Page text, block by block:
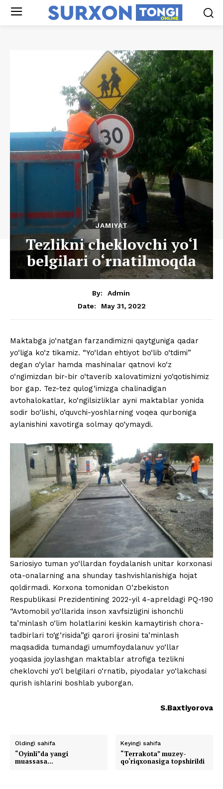
JAMIYAT
Tezlikni cheklovchi yo‘l
belgilari o‘rnatilmoqda
By:
Admin
Date:
May 31, 2022
Maktabga jo‘natgan farzandimizni qaytguniga qadar
yo‘liga ko‘z tikamiz. “Yo‘ldan ehtiyot bo‘lib o‘tdimi”
degan o‘ylar hamda mashinalar qatnovi ko‘z
o‘ngimizdan bir-bir o‘taverib xalovatimizni yo‘qotishimiz
bor gap. Tez-tez qulog‘imizga chalinadigan
avtohalokatlar, ko‘ngilsizliklar ayni maktablar yonida
sodir bo‘lishi, o‘quvchi-yoshlarning voqea qurboniga
aylanishini xavotirga solmay qo‘ymaydi.
Sariosiyo tuman yo‘llardan foydalanish unitar korxonasi
ota-onalarning ana shunday tashvishlanishiga hojat
qoldirmadi. Korxona tomonidan O‘zbekiston
Respublikasi Prezidentining 2022-yil 4-apreldagi PQ-190
“Avtomobil yo‘llarida inson xavfsizligini ishonchli
ta’minlash o‘lim holatlarini keskin kamaytirish chora-
tadbirlari to‘g‘risida”gi qarori ijrosini ta’minlash
maqsadida tumandagi umumfoydalanuv yo‘llar
yoqasida joylashgan maktablar atrofiga tezlikni
cheklovchi yo‘l belgilari o‘rnatib, piyodalar yo‘lakchasi
qurish ishlarini boshlab yuborgan.
S.Baxtiyorova
Oldingi sahifa
“Oyinli”da yangi
muassasa…
Keyingi sahifa
“Terrakota” muzey-
qo‘riqxonasiga topshirildi